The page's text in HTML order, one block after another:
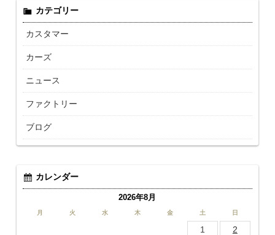
カテゴリー
カスタマー
カーズ
ニュース
ファクトリー
ブログ
カレンダー
2026年8月
月 火 水 木 金 土 日
1
2